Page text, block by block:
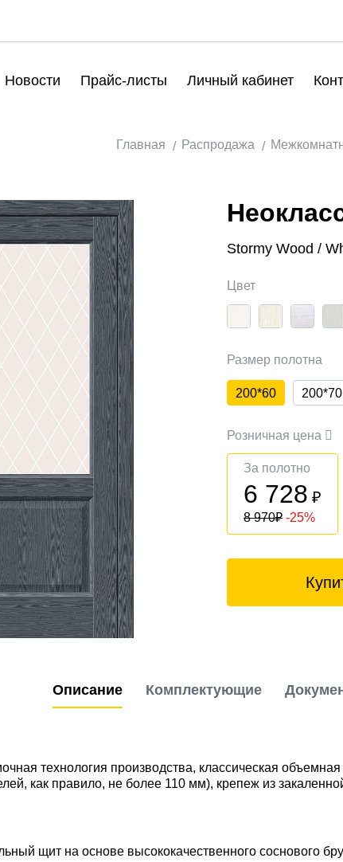
Новости Прайс-листы Личный кабинет
Главная Распродажа
Stormy Wood /
Цвет
Размер полотна
200*60 200*70
Розничная цена
За полотно
6 728 ₽
8 970₽ -25%
Описание Комплектующие
технология производства, классическая
как правило, не более 110 мм), крепеж из
щит на основе высококачественного соснового